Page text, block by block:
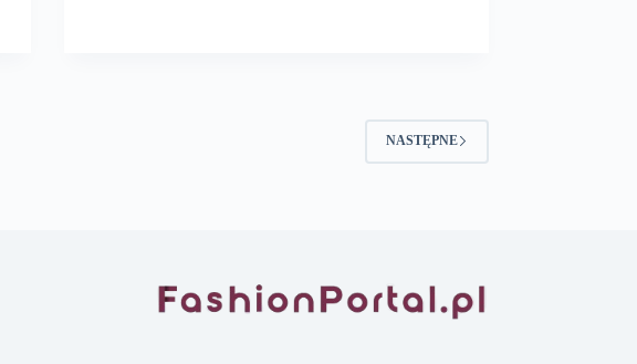
NASTĘPNE